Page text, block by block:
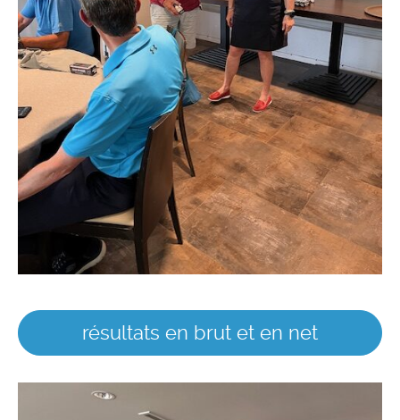
résultats en brut et en net